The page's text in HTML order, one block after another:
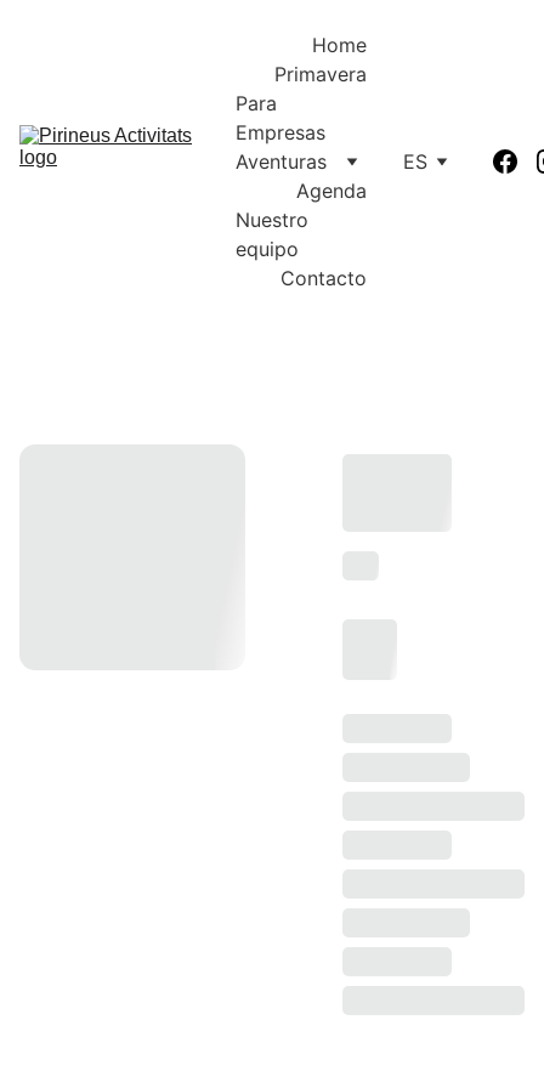
Home
Primavera
Para
Empresas
Aventuras
Agenda
Nuestro
equipo
Contacto
ES